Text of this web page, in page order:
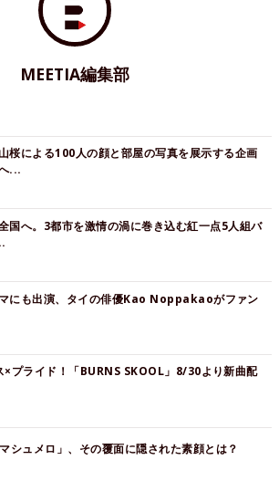
MEETIA編集部
桜による100人の顔と部屋の写真を展示する企画
...
国へ。3都市を激情の渦に巻き込む紅一点5人組バ
にも出演、タイの俳優Kao Noppakaoがファン
×プライド！「BURNS SKOOL」8/30より新曲配
シュメロ」、その覆面に隠された素顔とは？